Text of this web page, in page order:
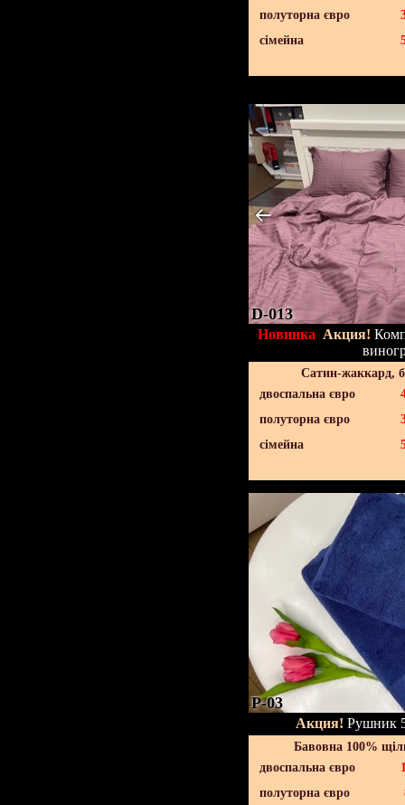
полуторна євро
сімейна
D-013
Новинка Акция!
Сатин-жаккард,
двоспальна євро
полуторна євро
сімейна
P-03
Акция! Рушник
Бавовна 100%
двоспальна євро
полуторна євро